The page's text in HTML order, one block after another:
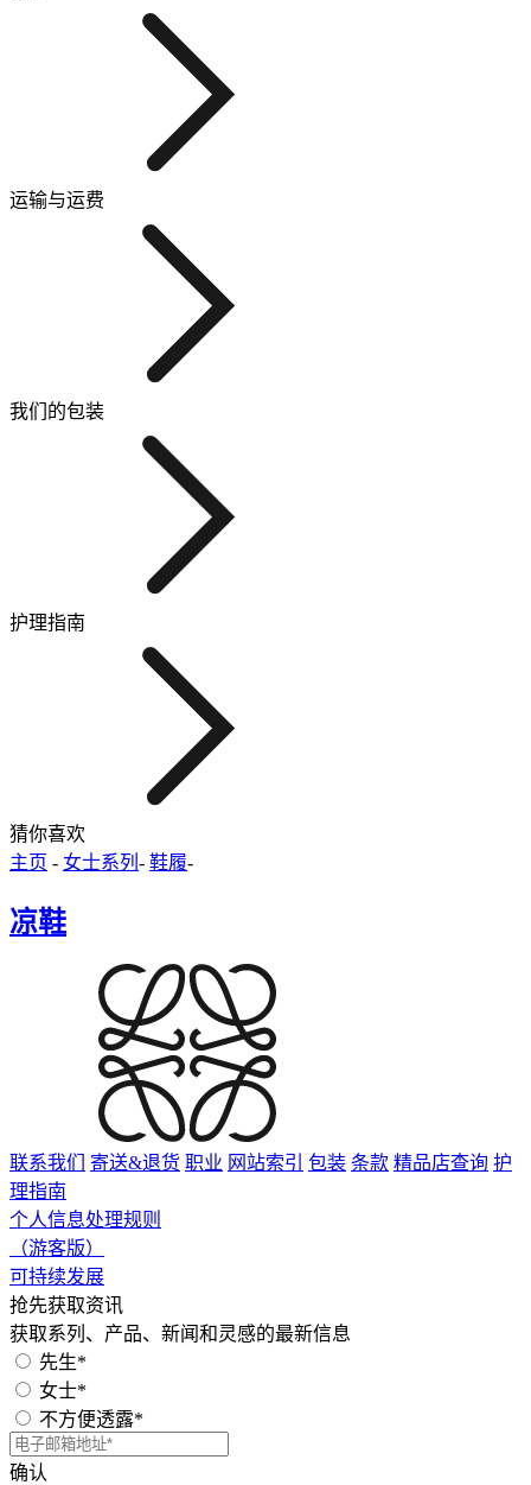
运输与运费
我们的包装
护理指南
猜你喜欢
主页 - 女士系列 - 鞋履-
凉鞋
联系我们 寄送&退货 职业 网站索引 包装 条款 精品店查询 护
理指南
个人信息处理规则
（游客版）
可持续发展
抢先获取资讯
获取系列、产品、新闻和灵感的最新信息
先生*
女士*
不方便透露*
确认